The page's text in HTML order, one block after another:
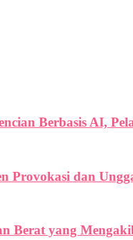
Berbasis AI,
Provokasi dan
Berat yang